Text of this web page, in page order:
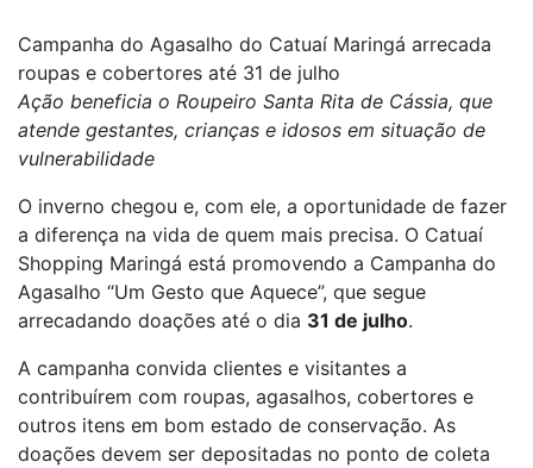
Campanha do Agasalho do Catuaí Maringá arrecada
roupas e cobertores até 31 de julho
Ação beneficia o Roupeiro Santa Rita de Cássia, que
atende gestantes, crianças e idosos em situação de
vulnerabilidade
O inverno chegou e, com ele, a oportunidade de fazer
a diferença na vida de quem mais precisa. O Catuaí
Shopping Maringá está promovendo a Campanha do
Agasalho “Um Gesto que Aquece”, que segue
arrecadando doações até o dia 31 de julho.
A campanha convida clientes e visitantes a
contribuírem com roupas, agasalhos, cobertores e
outros itens em bom estado de conservação. As
doações devem ser depositadas no ponto de coleta